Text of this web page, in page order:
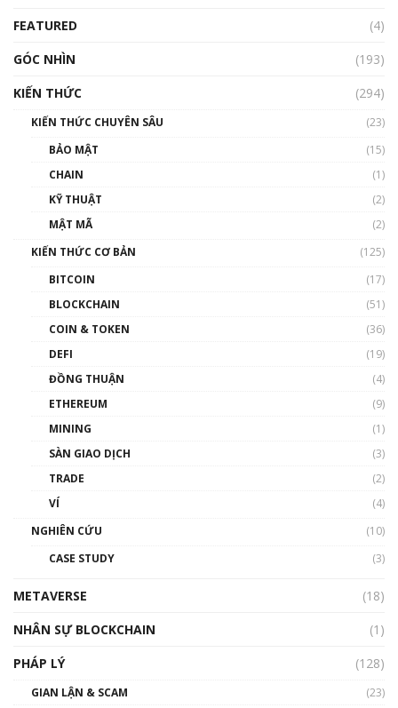
00:43:47
như thể nào?
00:39:31
Phổ cập Blockchain
thống & Crypto qua các cuộc chiến | Phổ cập
01:32:59
gió ấm
FEATURED
(4)
GÓC NHÌN
(193)
KIẾN THỨC
(294)
KIẾN THỨC CHUYÊN SÂU
(23)
BẢO MẬT
(15)
CHAIN
(1)
KỸ THUẬT
(2)
MẬT MÃ
(2)
KIẾN THỨC CƠ BẢN
(125)
BITCOIN
(17)
BLOCKCHAIN
(51)
COIN & TOKEN
(36)
DEFI
(19)
ĐỒNG THUẬN
(4)
ETHEREUM
(9)
MINING
(1)
SÀN GIAO DỊCH
(3)
TRADE
(2)
VÍ
(4)
NGHIÊN CỨU
(10)
CASE STUDY
(3)
METAVERSE
(18)
NHÂN SỰ BLOCKCHAIN
(1)
PHÁP LÝ
(128)
GIAN LẬN & SCAM
(23)